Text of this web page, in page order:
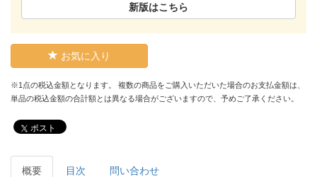
新版はこちら
お気に入り
※1点の税込金額となります。 複数の商品をご購入いただいた場合のお支払金額は、
単品の税込金額の合計額とは異なる場合がございますので、予めご了承ください。
ポスト
概要 目次 問い合わせ